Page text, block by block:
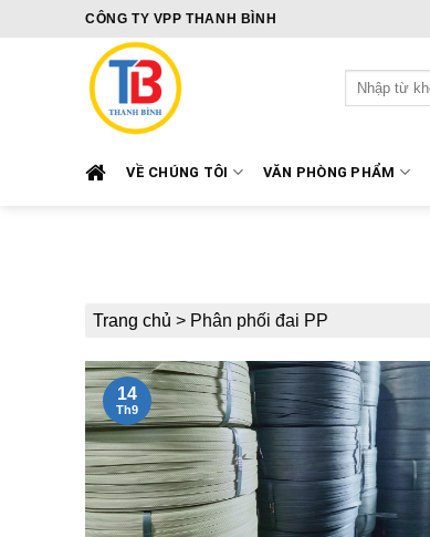
CÔNG TY VPP THANH BÌNH
Tìm
kiếm:
VỀ CHÚNG TÔI VĂN PHÒNG PHẨM
Trang chủ > Phân phối đai PP
14
Th9